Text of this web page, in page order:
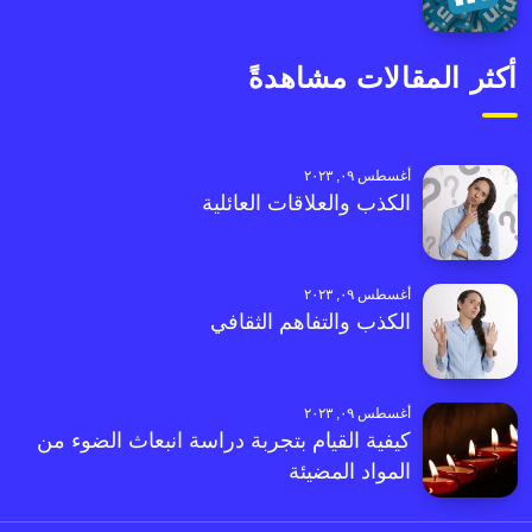
أكثر المقالات مشاهدةً
أغسطس ٠٩, ٢٠٢٣
الكذب والعلاقات العائلية
أغسطس ٠٩, ٢٠٢٣
الكذب والتفاهم الثقافي
أغسطس ٠٩, ٢٠٢٣
كيفية القيام بتجربة دراسة انبعاث الضوء من
المواد المضيئة